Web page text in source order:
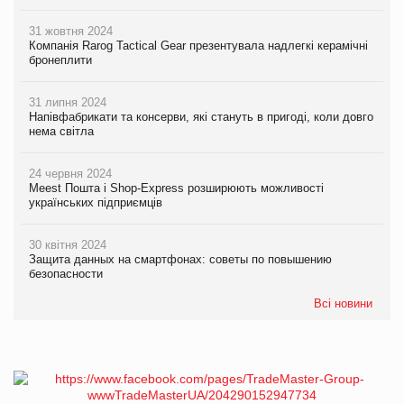
31 жовтня 2024
Компанія Rarog Tactical Gear презентувала надлегкі керамічні
бронеплити
31 липня 2024
Напівфабрикати та консерви, які стануть в пригоді, коли довго
нема світла
24 червня 2024
Meest Пошта і Shop-Express розширюють можливості
українських підприємців
30 квітня 2024
Защита данных на смартфонах: советы по повышению
безопасности
Всі новини